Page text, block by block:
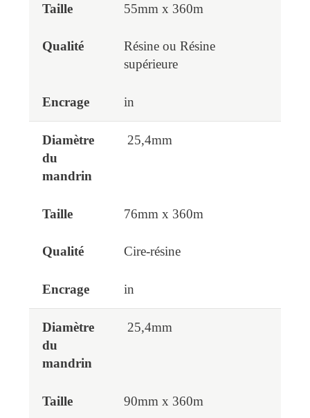
55mm x 360m
Résine ou Résine
supérieure
in
25,4mm
76mm x 360m
Cire-résine
in
25,4mm
90mm x 360m